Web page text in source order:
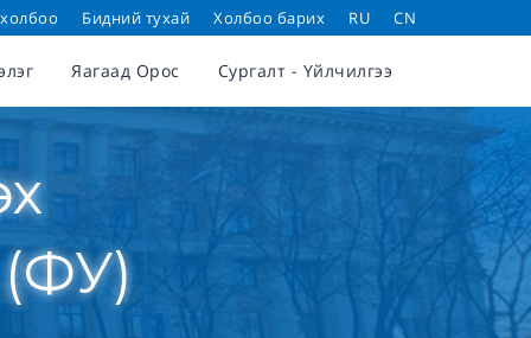
Бидний тухай Холбоо барих RU CN
Яагаад Орос Сургалт - Үйлчилгээ